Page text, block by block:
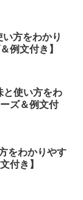
方をわかり
例文付き】
と使い方をわ
ズ＆例文付
をわかりやす
付き】